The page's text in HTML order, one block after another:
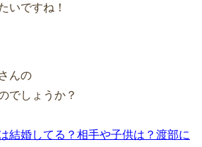
いですね！
んの
でしょうか？
結婚してる？相手や子供は？渡部に